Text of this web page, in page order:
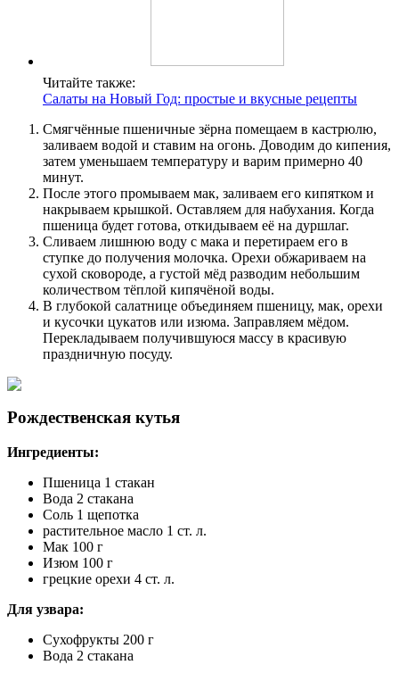
Читайте также:
Салаты на Новый Год: простые и вкусные рецепты
Смягчённые пшеничные зёрна помещаем в кастрюлю,
заливаем водой и ставим на огонь. Доводим до кипения,
затем уменьшаем температуру и варим примерно 40
минут.
После этого промываем мак, заливаем его кипятком и
накрываем крышкой. Оставляем для набухания. Когда
пшеница будет готова, откидываем её на дуршлаг.
Сливаем лишнюю воду с мака и перетираем его в
ступке до получения молочка. Орехи обжариваем на
сухой сковороде, а густой мёд разводим небольшим
количеством тёплой кипячёной воды.
В глубокой салатнице объединяем пшеницу, мак, орехи
и кусочки цукатов или изюма. Заправляем мёдом.
Перекладываем получившуюся массу в красивую
праздничную посуду.
Рождественская кутья
Ингредиенты:
Пшеница 1 стакан
Вода 2 стакана
Соль 1 щепотка
растительное масло 1 ст. л.
Мак 100 г
Изюм 100 г
грецкие орехи 4 ст. л.
Для узвара:
Сухофрукты 200 г
Вода 2 стакана